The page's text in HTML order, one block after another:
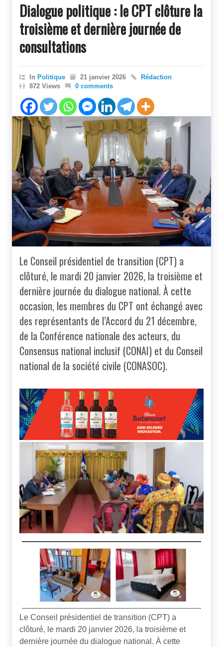
Dialogue politique : le CPT clôture la
troisième et dernière journée de
consultations
In Politique 21 janvier 2026
Rédaction
872 Views
0 comments
Le Conseil présidentiel de transition (CPT) a
clôturé, le mardi 20 janvier 2026, la troisième et
dernière journée du dialogue national. À cette
occasion, les membres du CPT ont échangé avec
des représentants de l’Accord du 21 décembre,
de la Conférence nationale des acteurs, du
Consensus national inclusif (CONAI) et du Conseil
national de la société civile (CONASOC).
Le Conseil présidentiel de transition (CPT) a
clôturé, le mardi 20 janvier 2026, la troisième et
dernière journée du dialogue national. À cette